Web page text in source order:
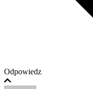
Odpowiedz